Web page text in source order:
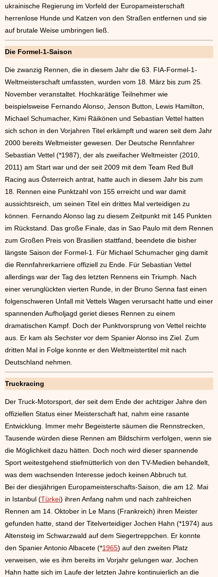
ukrainische Regierung im Vorfeld der Europameisterschaft
herrenlose Hunde und Katzen von den Straßen entfernen und sie
auf brutale Weise umbringen ließ.
Die Formel-1-Saison
Die zwanzig Rennen, die in diesem Jahr die 63. FIA-Formel-1-
Weltmeisterschaft umfassten, wurden vom 18. März bis zum 25.
November veranstaltet. Hochkarätige Teilnehmer wie
beispielsweise Fernando Alonso, Jenson Button, Lewis Hamilton,
Michael Schumacher, Kimi Räikönen und Sebastian Vettel hatten
sich schon in den Vorjahren Titel erkämpft und waren seit dem Jahr
2000 bereits Weltmeister gewesen. Der Deutsche Rennfahrer
Sebastian Vettel (*1987), der als zweifacher Weltmeister (2010,
2011) am Start war und der seit 2009 mit dem Team Red Bull
Racing aus Österreich antrat, hatte auch in diesem Jahr bis zum
18. Rennen eine Punktzahl von 155 erreicht und war damit
aussichtsreich, um seinen Titel ein drittes Mal verteidigen zu
können. Fernando Alonso lag zu diesem Zeitpunkt mit 145 Punkten
im Rückstand. Das große Finale, das in Sao Paulo mit dem Rennen
zum Großen Preis von Brasilien stattfand, beendete die bisher
längste Saison der Formel-1. Für Michael Schumacher ging damit
die Rennfahrerkarriere offiziell zu Ende. Für Sebastian Vettel
allerdings war der Tag des letzten Rennens ein Triumph. Nach
einer verunglückten vierten Runde, in der Bruno Senna fast einen
folgenschweren Unfall mit Vettels Wagen verursacht hatte und einer
spannenden Aufholjagd geriet dieses Rennen zu einem
dramatischen Kampf. Doch der Punktvorsprung von Vettel reichte
aus. Er kam als Sechster vor dem Spanier Alonso ins Ziel. Zum
dritten Mal in Folge konnte er den Weltmeistertitel mit nach
Deutschland nehmen.
Truckracing
Der Truck-Motorsport, der seit dem Ende der achtziger Jahre den
offiziellen Status einer Meisterschaft hat, nahm eine rasante
Entwicklung. Immer mehr Begeisterte säumen die Rennstrecken,
Tausende würden diese Rennen am Bildschirm verfolgen, wenn sie
die Möglichkeit dazu hätten. Doch noch wird dieser spannende
Sport weitestgehend stiefmütterlich von den TV-Medien behandelt,
was dem wachsenden Interesse jedoch keinen Abbruch tut.
Bei der diesjährigen Europameisterschafts-Saison, die am 12. Mai
in Istanbul (Türkei) ihren Anfang nahm und nach zahlreichen
Rennen am 14. Oktober in Le Mans (Frankreich) ihren Meister
gefunden hatte, stand der Titelverteidiger Jochen Hahn (*1974) aus
Altensteig im Schwarzwald auf dem Siegertreppchen. Er konnte
den Spanier Antonio Albacete (*1965) auf den zweiten Platz
verweisen, wie es ihm bereits im Vorjahr gelungen war. Jochen
Hahn hatte sich im Laufe der letzten Jahre kontinuierlich an die